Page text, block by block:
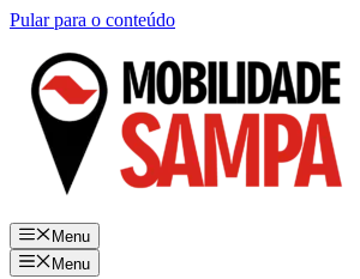
Pular para o conteúdo
Menu
Menu